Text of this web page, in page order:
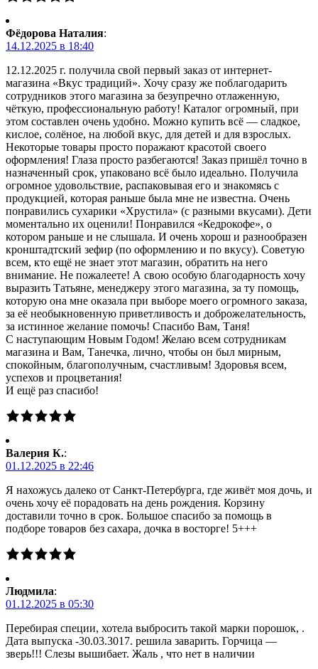
Фёдорова Наталия:
14.12.2025 в 18:40
12.12.2025 г. получила свой первый заказ от интернет-
магазина «Вкус традиций». Хочу сразу же поблагодарить
сотрудников этого магазина за безупречно отлаженную,
чёткую, профессиональную работу! Каталог огромный, при
этом составлен очень удобно. Можно купить всё — сладкое,
кислое, солёное, на любой вкус, для детей и для взрослых.
Некоторые товары просто поражают красотой своего
оформления! Глаза просто разбегаются! Заказ пришёл точно в
назначенный срок, упаковано всё было идеально. Получила
огромное удовольствие, распаковывая его и знакомясь с
продукцией, которая раньше была мне не известна. Очень
понравились сухарики «Хрустила» (с разными вкусами). Дети
моментально их оценили! Понравился «Кедрокофе», о
котором раньше и не слышала. И очень хорош и разнообразен
кронштадтский зефир (по оформлению и по вкусу). Советую
всем, кто ещё не знает этот магазин, обратить на него
внимание. Не пожалеете! А свою особую благодарность хочу
выразить Татьяне, менеджеру этого магазина, за ту помощь,
которую она мне оказала при выборе моего огромного заказа,
за её необыкновенную приветливость и доброжелательность,
за истинное желание помочь! Спасибо Вам, Таня!
С наступающим Новым Годом! Желаю всем сотрудникам
магазина и Вам, Танечка, лично, чтобы он был мирным,
спокойным, благополучным, счастливым! Здоровья всем,
успехов и процветания!
И ещё раз спасибо!
Валерия К.:
01.12.2025 в 22:46
Я нахожусь далеко от Санкт-Петербурга, где живёт моя дочь, и
очень хочу её порадовать на день рождения. Корзину
доставили точно в срок. Большое спасибо за помощь в
подборе товаров без сахара, дочка в восторге! 5+++
Людмила:
01.12.2025 в 05:30
Перебирая специи, хотела выбросить такой марки порошок, .
Дата выпуска -30.03.3017. решила заварить. Горчица —
зверь!!! Слезы вышибает. Жаль , что нет в наличии